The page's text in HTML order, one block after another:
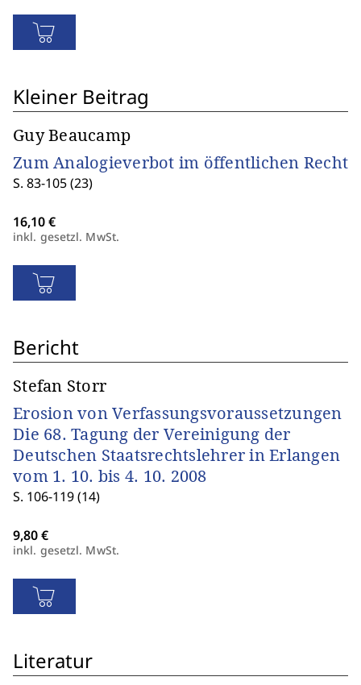
Kleiner Beitrag
Guy Beaucamp
Zum Analogieverbot im öffentlichen Recht
S. 83-105 (23)
inkl. gesetzl. MwSt.
Bericht
Stefan Storr
Erosion von Verfassungsvoraussetzungen
Die 68. Tagung der Vereinigung der
Deutschen Staatsrechtslehrer in Erlangen
vom 1. 10. bis 4. 10. 2008
S. 106-119 (14)
inkl. gesetzl. MwSt.
Literatur